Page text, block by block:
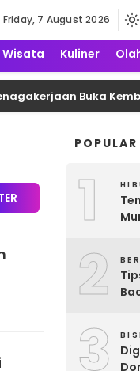
Friday, 7 August 2026
Wisata Kuliner
Buka
1
2
3